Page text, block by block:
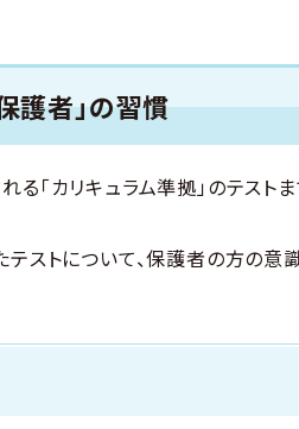
護者」の習慣
「カリキュラム準拠」のテスト
ストについて、保護者の方の意